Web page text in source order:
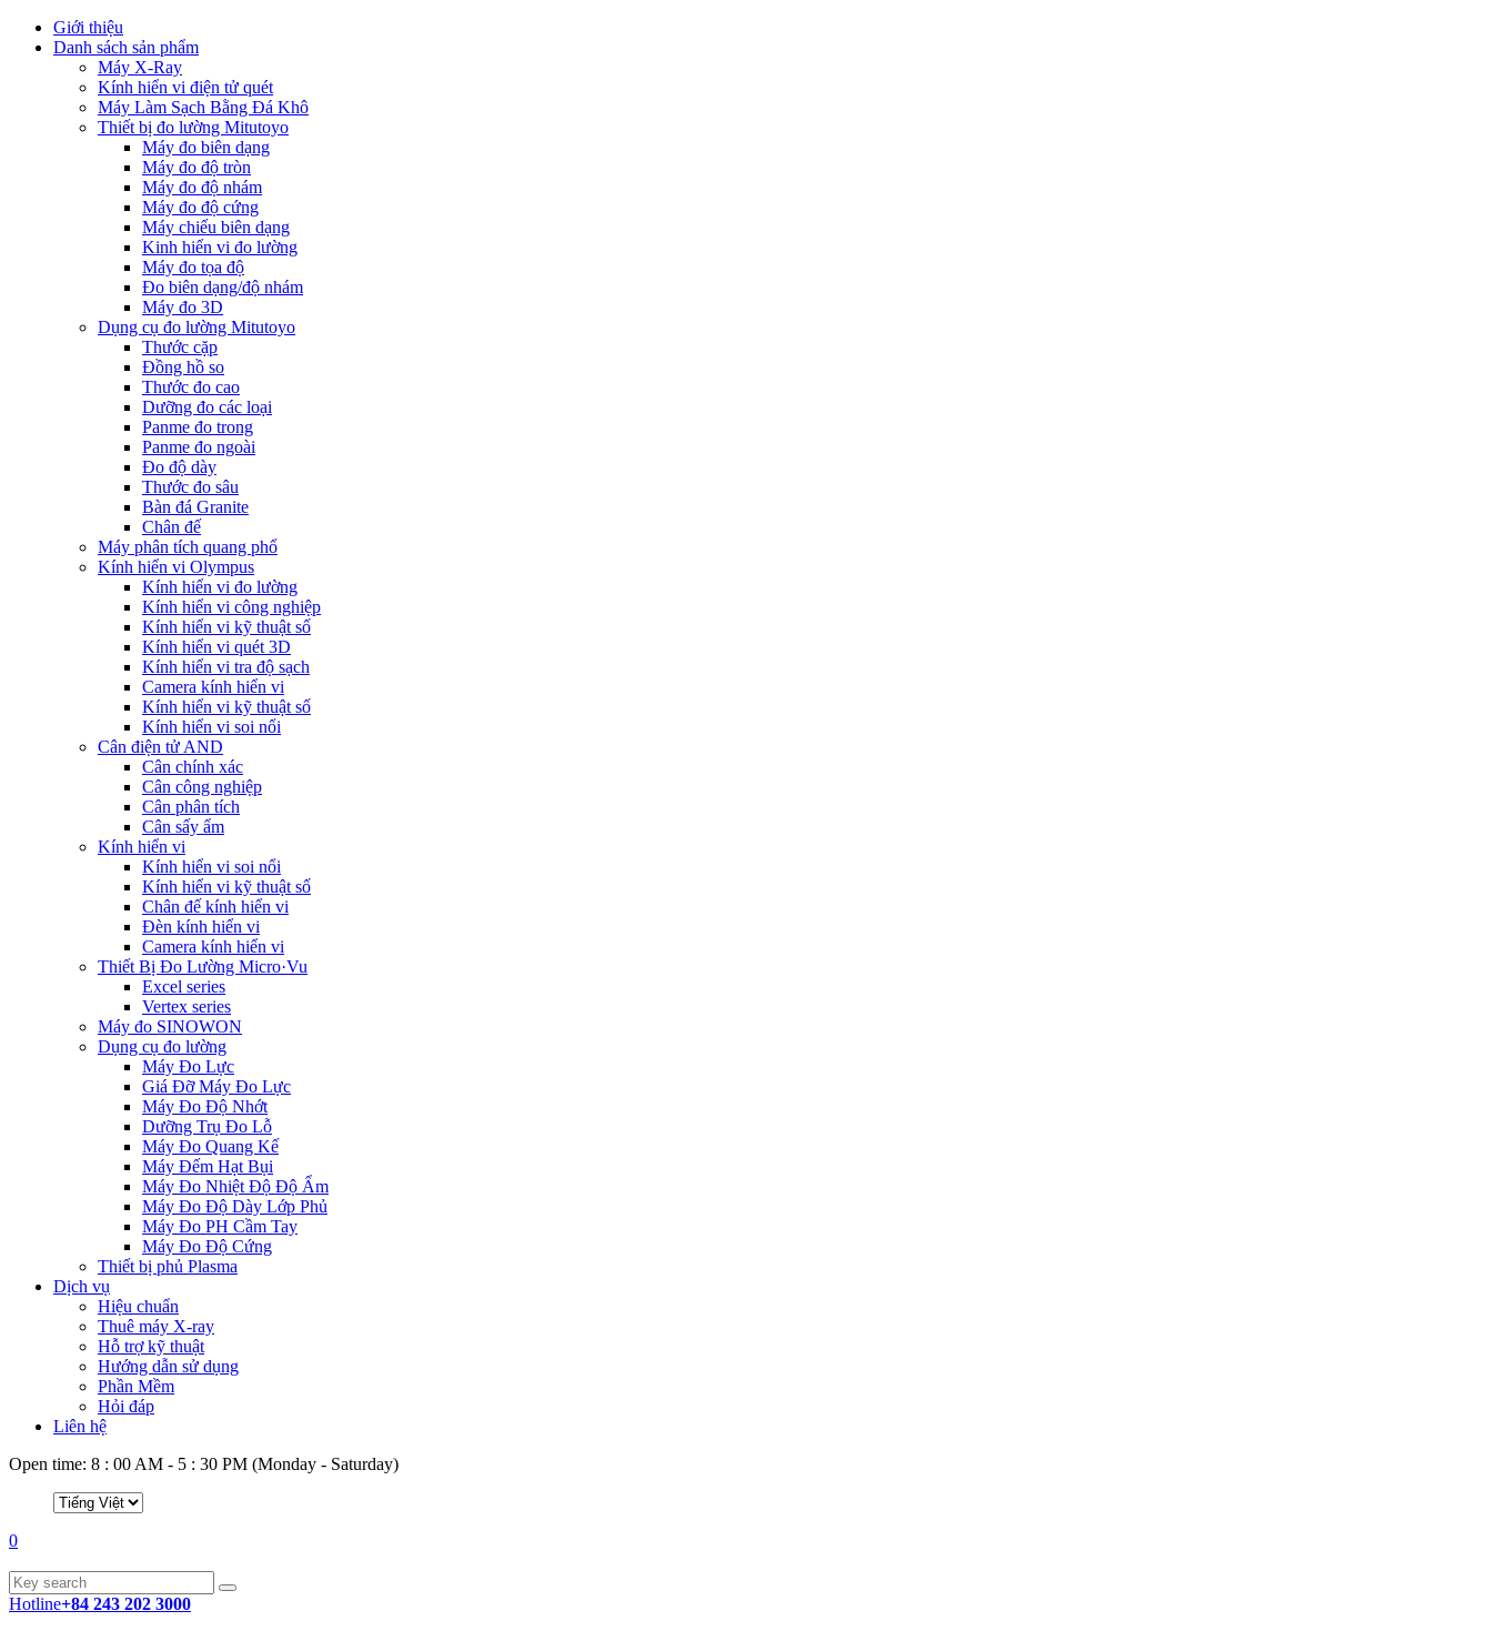
Giới thiệu
Danh sách sản phẩm
Máy X-Ray
Kính hiển vi điện tử quét
Máy Làm Sạch Bằng Đá Khô
Thiết bị đo lường Mitutoyo
Máy đo biên dạng
Máy đo độ tròn
Máy đo độ nhám
Máy đo độ cứng
Máy chiếu biên dạng
Kinh hiển vi đo lường
Máy đo tọa độ
Đo biên dạng/độ nhám
Máy đo 3D
Dụng cụ đo lường Mitutoyo
Thước cặp
Đồng hồ so
Thước đo cao
Dưỡng đo các loại
Panme đo trong
Panme đo ngoài
Đo độ dày
Thước đo sâu
Bàn đá Granite
Chân đế
Máy phân tích quang phổ
Kính hiển vi Olympus
Kính hiển vi đo lường
Kính hiển vi công nghiệp
Kính hiển vi kỹ thuật số
Kính hiển vi quét 3D
Kính hiển vi tra độ sạch
Camera kính hiển vi
Kính hiển vi kỹ thuật số
Kính hiển vi soi nổi
Cân điện tử AND
Cân chính xác
Cân công nghiệp
Cân phân tích
Cân sấy ẩm
Kính hiển vi
Kính hiển vi soi nổi
Kính hiển vi kỹ thuật số
Chân đế kính hiển vi
Đèn kính hiển vi
Camera kính hiển vi
Thiết Bị Đo Lường Micro·Vu
Excel series
Vertex series
Máy đo SINOWON
Dụng cụ đo lường
Máy Đo Lực
Giá Đỡ Máy Đo Lực
Máy Đo Độ Nhớt
Dưỡng Trụ Đo Lỗ
Máy Đo Quang Kế
Máy Đếm Hạt Bụi
Máy Đo Nhiệt Độ Độ Ẩm
Máy Đo Độ Dày Lớp Phủ
Máy Đo PH Cầm Tay
Máy Đo Độ Cứng
Thiết bị phủ Plasma
Dịch vụ
Hiệu chuẩn
Thuê máy X-ray
Hỗ trợ kỹ thuật
Hướng dẫn sử dụng
Phần Mềm
Hỏi đáp
Liên hệ
Open time: 8 : 00 AM - 5 : 30 PM (Monday - Saturday)
0
Hotline+84 243 202 3000